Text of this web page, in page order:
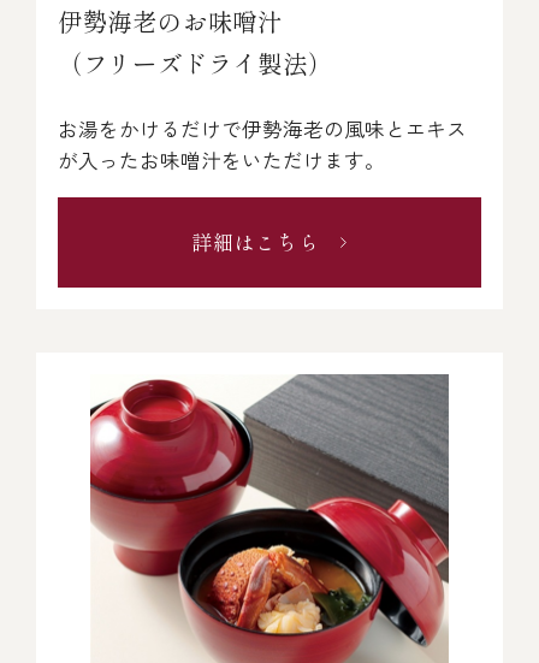
～￥2,999
￥20,000～
その他
伊勢海老のお味噌汁
（フリーズドライ製法）
お湯をかけるだけで伊勢海老の風味とエキス
が入ったお味噌汁をいただけます。
詳細はこちら